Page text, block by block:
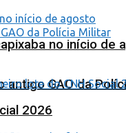
GAO da
no início de
2026